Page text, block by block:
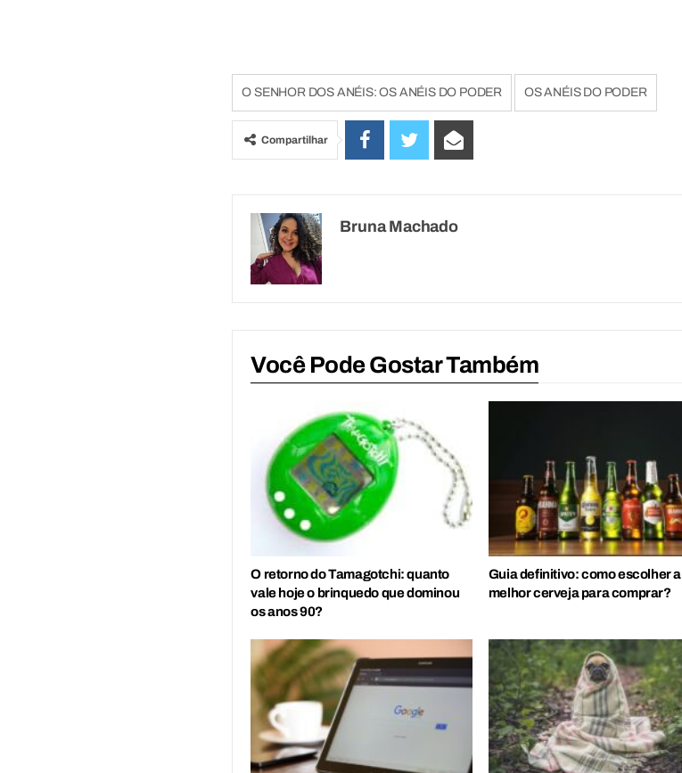
O SENHOR DOS ANÉIS: OS ANÉIS DO PODER OS ANÉIS DO PODER
Compartilhar
Bruna Machado
Você Pode Gostar Também
O retorno do Tamagotchi: quanto
vale hoje o brinquedo que dominou
os anos 90?
Guia definitivo: como escolher a
melhor cerveja para comprar?